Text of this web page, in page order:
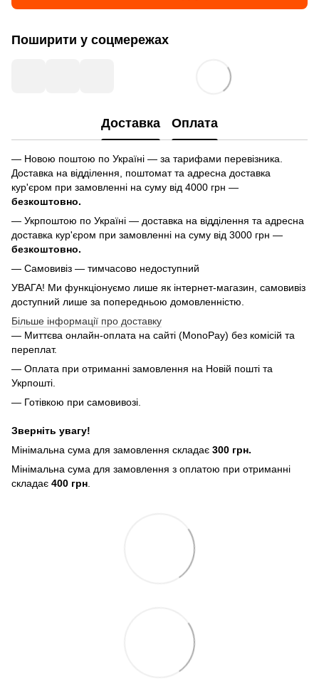
Поширити у соцмережах
Доставка Оплата
— Новою поштою по Україні — за тарифами перевізника.
Доставка на відділення, поштомат та адресна доставка
кур'єром при замовленні на суму від 4000 грн —
безкоштовно.
— Укрпоштою по Україні — доставка на відділення та адресна
доставка кур'єром при замовленні на суму від 3000 грн —
безкоштовно.
— Самовивіз — тимчасово недоступний
УВАГА! Ми функціонуємо лише як інтернет-магазин, самовивіз
доступний лише за попередньою домовленністю.
Більше інформації про доставку
— Миттєва онлайн-оплата на сайті (MonoPay) без комісій та
переплат.
— Оплата при отриманні замовлення на Новій пошті та
Укрпошті.
— Готівкою при самовивозі.
Зверніть увагу!
Мінімальна сума для замовлення складає 300 грн.
Мінімальна сума для замовлення з оплатою при отриманні
складає 400 грн